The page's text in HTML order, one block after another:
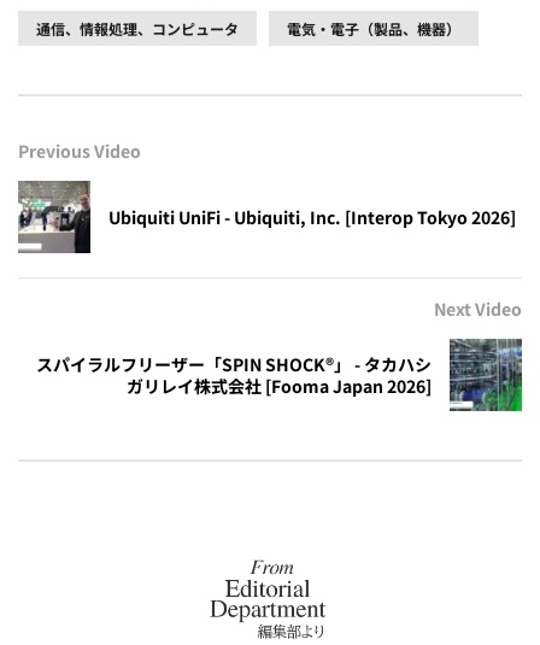
通信、情報処理、コンピュータ 電気・電子（製品、機器）
Previous Video
Ubiquiti UniFi - Ubiquiti, Inc. [Interop Tokyo 2026]
Next Video
スパイラルフリーザー「SPIN SHOCK®」 - タカハシ
ガリレイ株式会社 [Fooma Japan 2026]